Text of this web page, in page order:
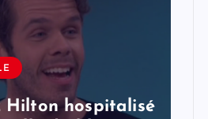
Hilton hospitalisé